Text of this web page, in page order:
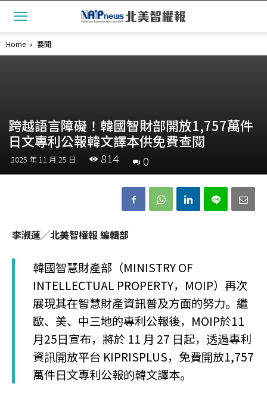
Home 要聞
跨越語言障礙！韓國智財部開放1,757萬件
日文專利公報韓文譯本供免費查閱
2025 年 11 月 25 日 814 0
李淑蓮╱北美智權報 編輯部
韓國智慧財產部（MINISTRY OF
INTELLECTUAL PROPERTY，MOIP）再次
展現其在智慧財產資訊普及方面的努力。繼
歐、美、中三地的專利公報後，MOIP於11
月25日宣布，將於 11 月 27 日起，透過專利
資訊開放平台 KIPRISPLUS，免費開放1,757
萬件日文專利公報的韓文譯本。